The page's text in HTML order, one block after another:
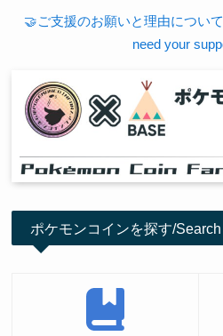
🤝ご支援のお願いと理由につい
need your
ポケモンコインを探す/Search